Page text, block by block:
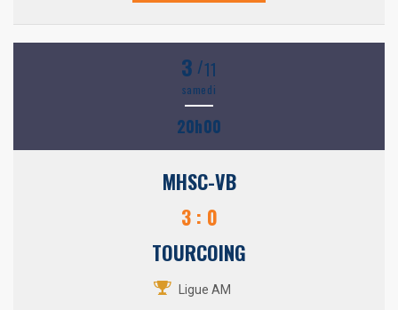
3 /11
samedi
20h00
MHSC-VB
3 : 0
TOURCOING
Ligue AM